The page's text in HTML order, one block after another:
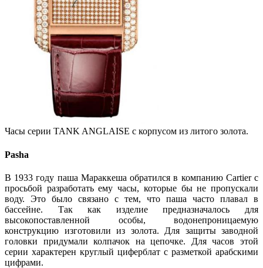
Часы серии TANK ANGLAISE с корпусом из литого золота.
Pasha
В 1933 году паша Мараккеша обратился в компанию Cartier с
просьбой разработать ему часы, которые бы не пропускали
воду. Это было связано с тем, что паша часто плавал в
бассейне. Так как изделие предназначалось для
высокопоставленной особы, водонепроницаемую
конструкцию изготовили из золота. Для защиты заводной
головки придумали колпачок на цепочке. Для часов этой
серии характерен круглый циферблат с разметкой арабскими
цифрами.